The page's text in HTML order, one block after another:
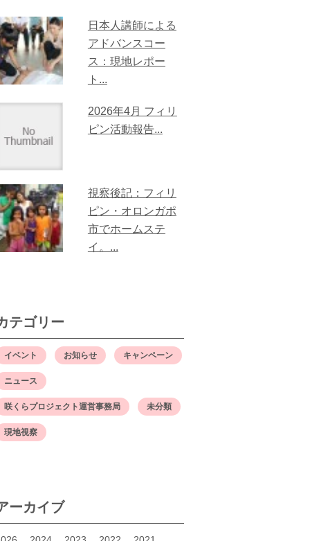
日本人講師による
アドバンスコー
ス：現地レポー
ト...
2026年4月 フィリ
ピン活動報告...
視察後記：フィリ
ピン・オロンガポ
市でホームステ
イ。...
テゴリー
イベント お知らせ キャンペーン
ニュース
咲くらプロジェクト運営事務局 未分類
現地視察
ーカイブ